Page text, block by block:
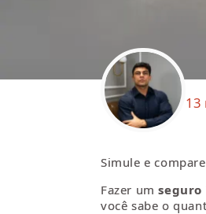
13
Simule e
Fazer umseguro
você sabe o